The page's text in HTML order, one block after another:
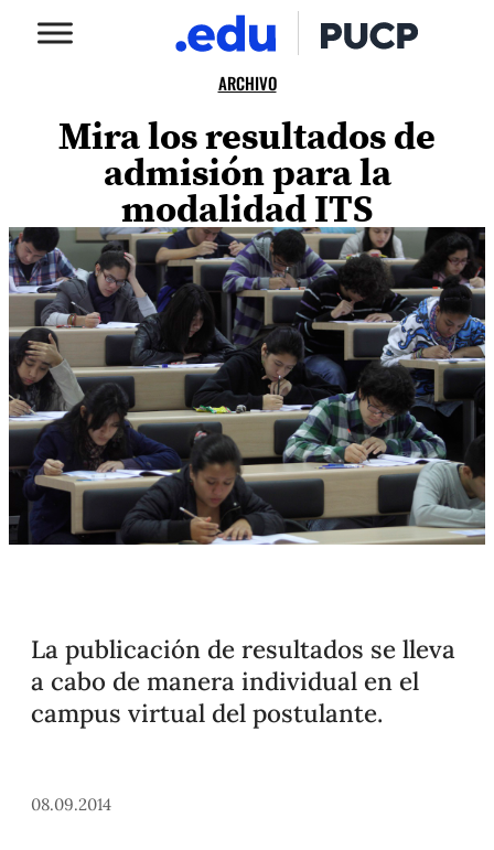
ARCHIVO
Mira los resultados de
admisión para la
modalidad ITS
La publicación de resultados se lleva
a cabo de manera individual en el
campus virtual del postulante.
08.09.2014